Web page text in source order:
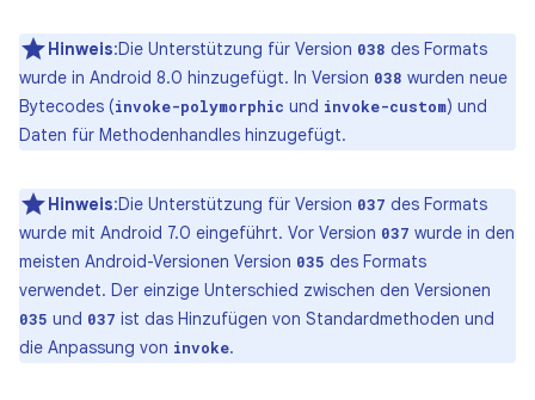
Hinweis:Die Unterstützung für Version 038 des Formats
wurde in Android 8.0 hinzugefügt. In Version 038 wurden neue
Bytecodes (invoke-polymorphic und invoke-custom) und
Daten für Methodenhandles hinzugefügt.
Hinweis:Die Unterstützung für Version 037 des Formats
wurde mit Android 7.0 eingeführt. Vor Version 037 wurde in den
meisten Android-Versionen Version 035 des Formats
verwendet. Der einzige Unterschied zwischen den Versionen
035 und 037 ist das Hinzufügen von Standardmethoden und
die Anpassung von invoke.